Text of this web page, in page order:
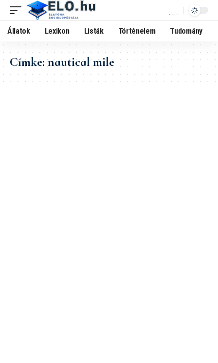
Állatok Lexikon Listák Történelem Tudomány
Címke:nautical mile